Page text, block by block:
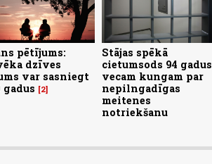
pētījums:
dzīves
var sasniegt
gadus
2
Stājas spēkā
cietumsods 94 gadus
vecam kungam par
nepilngadīgas
meitenes
notriekšanu